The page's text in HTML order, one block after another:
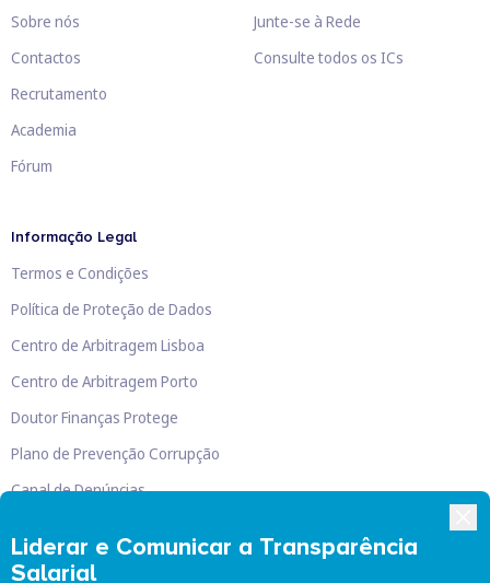
Liderar e Comunicar a Transparência
Salarial
Sobre nós
Contactos
Recrutamento
Academia
Fórum
Junte-se à Rede
Consulte todos os ICs
Informação Legal
Termos e Condições
Política de Proteção de Dados
Centro de Arbitragem Lisboa
Centro de Arbitragem Porto
Doutor Finanças Protege
Plano de Prevenção Corrupção
Canal de Denúncias